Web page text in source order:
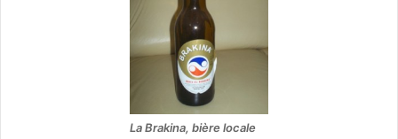
u
u
La Brakina, bière locale